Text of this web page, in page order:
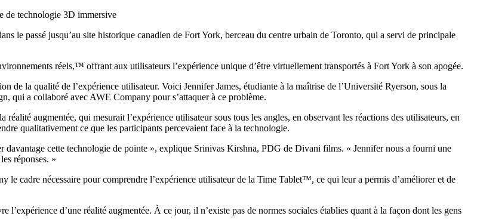
de technologie 3D immersive
le passé jusqu’au site historique canadien de Fort York, berceau du centre urbain de Toronto, qui a servi de principale
réels,™ offrant aux utilisateurs l’expérience unique d’être virtuellement transportés à Fort York à son apogée.
de la qualité de l’expérience utilisateur. Voici Jennifer James, étudiante à la maîtrise de l’Université Ryerson, sous la
qui a collaboré avec AWE Company pour s’attaquer à ce problème.
augmentée, qui mesurait l’expérience utilisateur sous tous les angles, en observant les réactions des utilisateurs, en
qualitativement ce que les participants percevaient face à la technologie.
cette technologie de pointe », explique Srinivas Kirshna, PDG de Divani films. « Jennifer nous a fourni une
réponses. »
cadre nécessaire pour comprendre l’expérience utilisateur de la Time Tablet™, ce qui leur a permis d’améliorer et de
d’une réalité augmentée. À ce jour, il n’existe pas de normes sociales établies quant à la façon dont les gens